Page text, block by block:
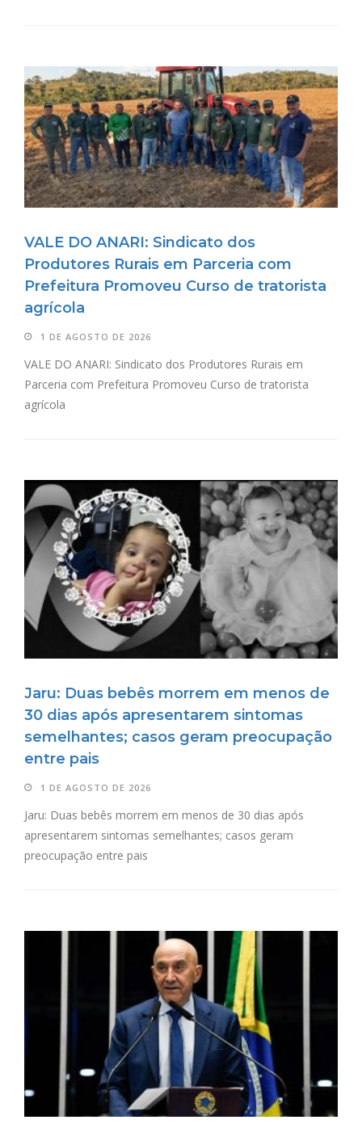
VALE DO ANARI: Sindicato dos
Produtores Rurais em Parceria com
Prefeitura Promoveu Curso de tratorista
agrícola
1 DE AGOSTO DE 2026
VALE DO ANARI: Sindicato dos Produtores Rurais em
Parceria com Prefeitura Promoveu Curso de tratorista
agrícola
Jaru: Duas bebês morrem em menos de
30 dias após apresentarem sintomas
semelhantes; casos geram preocupação
entre pais
1 DE AGOSTO DE 2026
Jaru: Duas bebês morrem em menos de 30 dias após
apresentarem sintomas semelhantes; casos geram
preocupação entre pais